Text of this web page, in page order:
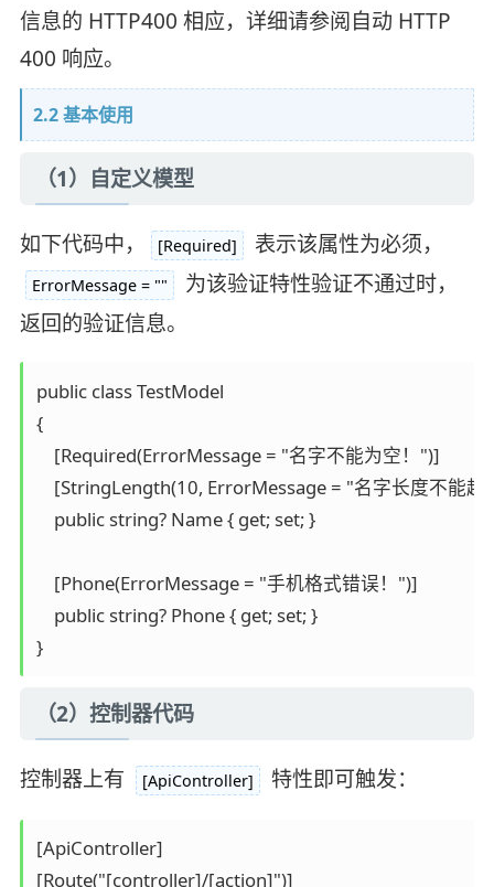
信息的 HTTP400 相应，详细请参阅自动 HTTP
400 响应。
2.2 基本使用
（1）自定义模型
如下代码中， [Required] 表示该属性为必须，
ErrorMessage = ""
为该验证特性验证不通过时，
返回的验证信息。
public class TestModel
{
    [Required(ErrorMessage = "名字不能为空！")]
[StringLength(10, ErrorMessage = "名字长度不能
    public string? Name { get; set; }
    [Phone(ErrorMessage = "手机格式错误！")]
    public string? Phone { get; set; }
}
（2）控制器代码
控制器上有 [ApiController] 特性即可触发：
[ApiController]
[Route("[controller]/[action]")]